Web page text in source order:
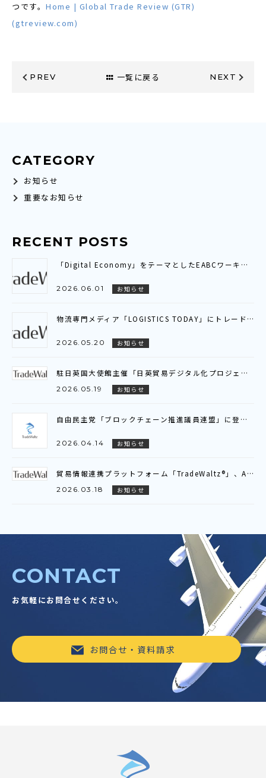
つです。 Home | Global Trade Review (GTR)
(gtreview.com)
PREV 一覧に戻る NEXT
CATEGORY
お知らせ
重要なお知らせ
RECENT POSTS
「Digital Economy」をテーマとしたEABCワーキンググループ会議に参加いたしました～アジア全域を繋ぐ「デジタル貿易連携（DTC）」の現状と展望を共有～
2026.06.01 お知らせ
物流専門メディア「LOGISTICS TODAY」にトレードワルツのインタビュー記事が掲載されました
2026.05.20 お知らせ
駐日英国大使館主催「日英貿易デジタル化プロジェクト」ビジネスブリーフィング参加のお知らせ
2026.05.19 お知らせ
自由民主党「ブロックチェーン推進議員連盟」に登壇いたしました
2026.04.14 お知らせ
貿易情報連携プラットフォーム「TradeWaltz®」、AI-OCRの対応範囲を拡大～新たに注文書（P/O）に対応し、輸出入双方でのデータ活用が可能に～
2026.03.18 お知らせ
CONTACT
お気軽にお問合せください。
お問合せ・資料請求